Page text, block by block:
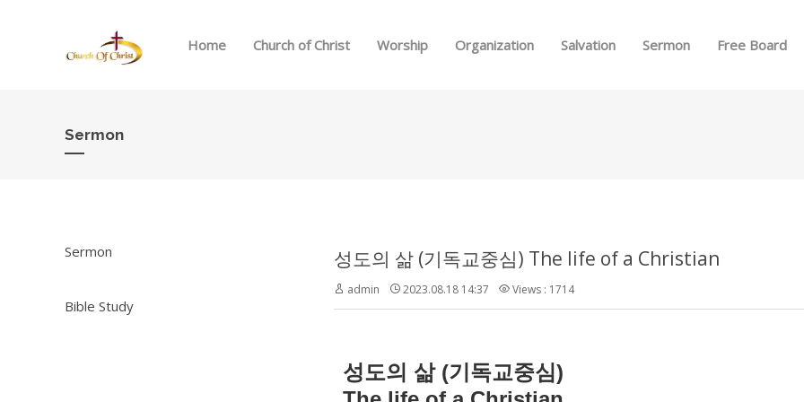
Home Church of Christ Worship Organization Salvation Sermon Free Board
Sermon
Sermon
Bible Study
성도의 삶 (기독교중심) The life of a Christian
admin 2023.08.18 14:37 Views : 1714
성도의 삶 (기독교중심)